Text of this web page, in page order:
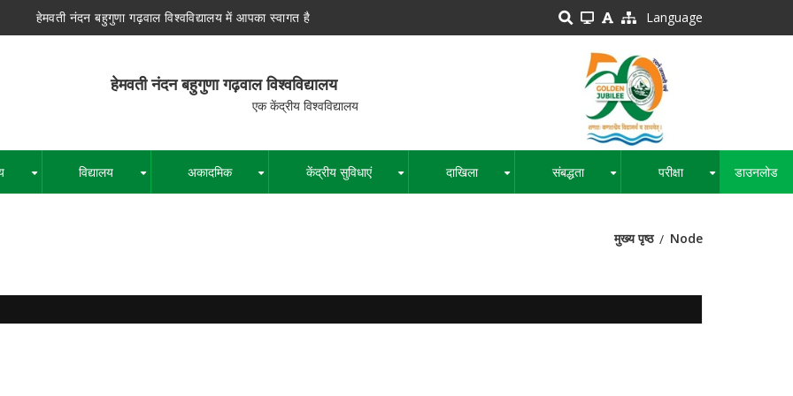
हेमवती नंदन बहुगुणा गढ़वाल विश्वविद्यालय में आपका स्वागत है Language
बहुगुणा गढ़वाल विश्वविद्यालय
विश्वविद्यालय
विद्यालय अकादमिक केंद्रीय सुविधाएं दाखिला संबद्धता परीक्षा डाउनलोड
मुख्य पृष्ठ Node